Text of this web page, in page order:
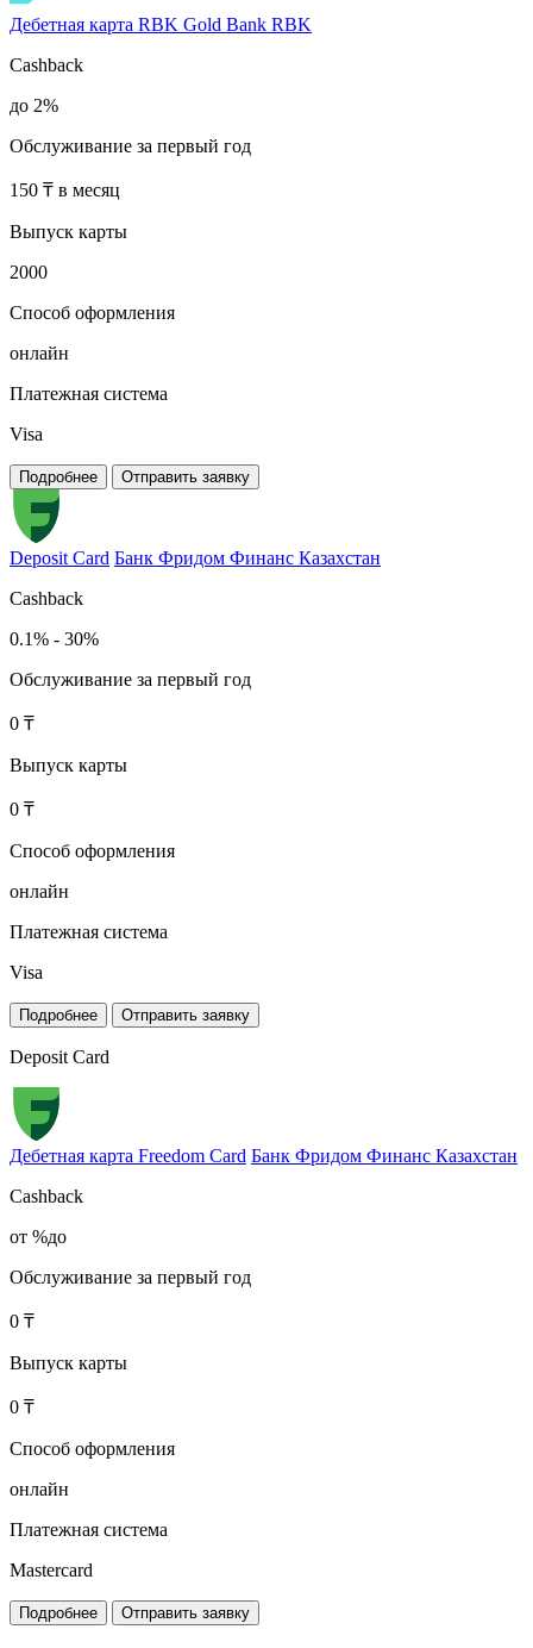
Дебетная карта RBK Gold Bank RBK
Cashback
до 2%
Обслуживание за первый год
150 ₸ в месяц
Выпуск карты
2000
Способ оформления
онлайн
Платежная система
Visa
Подробнее Отправить заявку
Deposit Card Банк Фридом Финанс Казахстан
Cashback
0.1% - 30%
Обслуживание за первый год
0 ₸
Выпуск карты
0 ₸
Способ оформления
онлайн
Платежная система
Visa
Подробнее Отправить заявку
Deposit Card
Дебетная карта Freedom Card Банк Фридом Финанс Казахстан
Cashback
от %до
Обслуживание за первый год
0 ₸
Выпуск карты
0 ₸
Способ оформления
онлайн
Платежная система
Mastercard
Подробнее Отправить заявку